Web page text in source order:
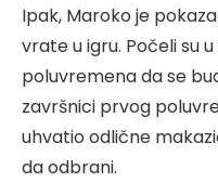
Ipak, Maroko je
vrate u igru. Počeli su
poluvremena da se
završnici prvog
uhvatio odlične
da odbrani.